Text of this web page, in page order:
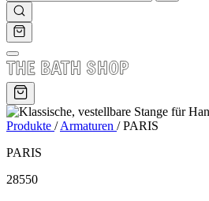
Produkte / Armaturen / PARIS
PARIS
28550